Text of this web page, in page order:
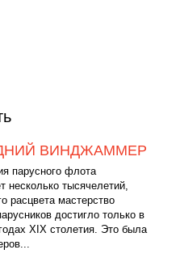
ВИНДЖАММЕР
парусного флота
несколько тысячелетий,
расцвета мастерство
достигло только в
XIX столетия. Это была